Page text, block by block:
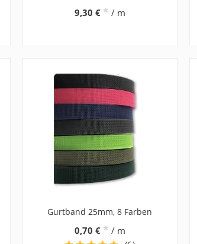
9,30 € * / m
Gurtband 25mm, 8 Farben
0,70 € * / m